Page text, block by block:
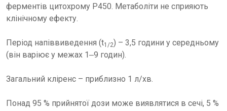
ферментів цитохрому P450. Метаболіти не сприяють
клінічному ефекту.
Період напіввиведення (t1/2) – 3,5 години у середньому
(він варіює у межах 1‒9 годин).
Загальний кліренс – приблизно 1 л/хв.
Понад 95 % прийнятої дози може виявлятися в сечі, 5 %